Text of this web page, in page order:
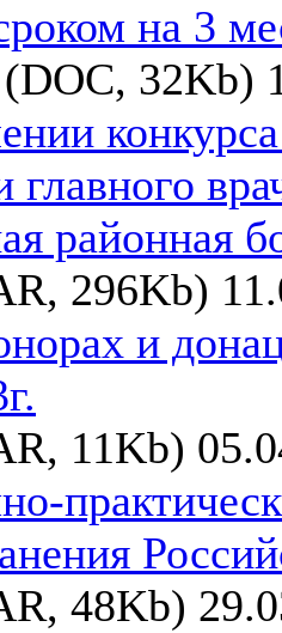
на 3
32Kb)
главного
районная
296Kb)
и
11Kb)
48Kb)